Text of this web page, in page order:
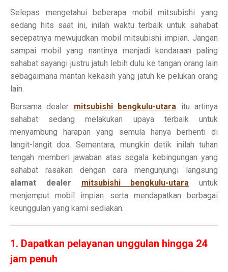
Selepas mengetahui beberapa mobil mitsubishi yang
sedang hits saat ini, inilah waktu terbaik untuk sahabat
secepatnya mewujudkan mobil mitsubishi impian. Jangan
sampai mobil yang nantinya menjadi kendaraan paling
sahabat sayangi justru jatuh lebih dulu ke tangan orang lain
sebagaimana mantan kekasih yang jatuh ke pelukan orang
lain.
Bersama dealer mitsubishi bengkulu-utara itu artinya
sahabat sedang melakukan upaya terbaik untuk
menyambung harapan yang semula hanya berhenti di
langit-langit doa. Sementara, mungkin detik inilah tuhan
tengah memberi jawaban atas segala kebingungan yang
sahabat rasakan dengan cara mengunjungi langsung
alamat dealer mitsubishi bengkulu-utara untuk
menjemput mobil impian serta mendapatkan berbagai
keunggulan yang kami sediakan.
1. Dapatkan pelayanan unggulan hingga 24
jam penuh